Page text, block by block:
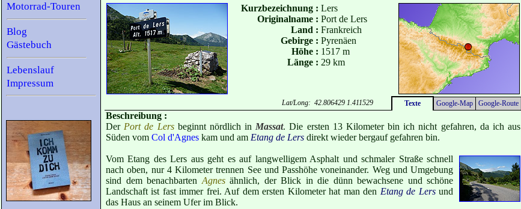
Motorrad-Touren
Blog
Gästebuch
Lebenslauf
Impressum
Kurzbezeichnung : Lers
Originalname : Port de Lers
Land : Frankreich
Gebirge : Pyrenäen
Höhe : 1517 m
Länge : 29 km
Lat/Long: 42.806429 1.411529 Texte Google-Map Google-Route
Beschreibung :
Der Port de Lersbeginnt nördlich in Massat. Die ersten 13 Kilometer bin ich nicht gefahren, da ich aus
Süden vom Col d'Agnes kam und am Etang de Lers direkt wieder bergauf gefahren bin.
Vom Etang des Lers aus geht es auf langwelligem Asphalt und schmaler Straße schnell
nach oben, nur 4 Kilometer trennen See und Passhöhe voneinander. Weg und Umgebung
sind dem benachbarten Agnesähnlich, der Blick in die dünn bewachsene und schöne
Landschaft ist fast immer frei. Auf dem ersten Kilometer hat man den Etang de Lersund
das Haus an seinem Ufer im Blick.